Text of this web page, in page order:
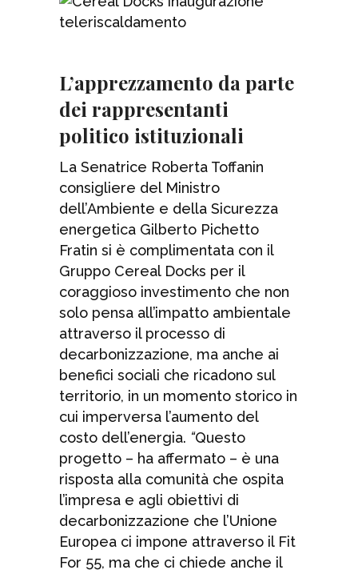
L’apprezzamento da parte
dei rappresentanti
politico istituzionali
La Senatrice Roberta Toffanin
consigliere del Ministro
dell’Ambiente e della Sicurezza
energetica Gilberto Pichetto
Fratin si è complimentata con il
Gruppo Cereal Docks per il
coraggioso investimento che non
solo pensa all’impatto ambientale
attraverso il processo di
decarbonizzazione, ma anche ai
benefici sociali che ricadono sul
territorio, in un momento storico in
cui imperversa l’aumento del
costo dell’energia. “Questo
progetto – ha affermato – è una
risposta alla comunità che ospita
l’impresa e agli obiettivi di
decarbonizzazione che l’Unione
Europea ci impone attraverso il Fit
For 55, ma che ci chiede anche il